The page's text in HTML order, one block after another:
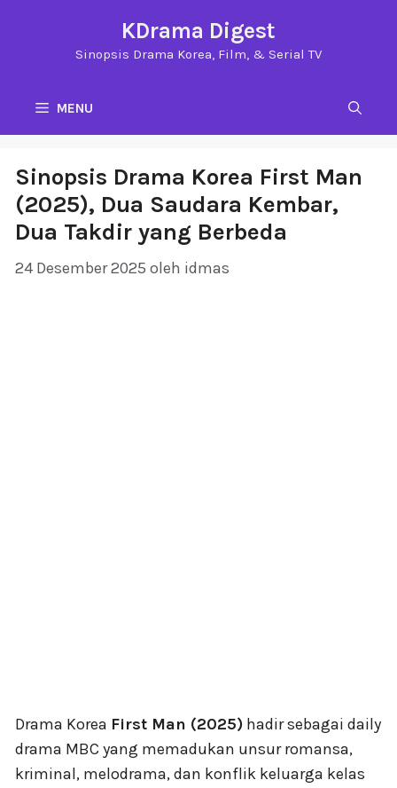
KDrama Digest
Sinopsis Drama Korea, Film, & Serial TV
MENU
Sinopsis Drama Korea First Man
(2025), Dua Saudara Kembar,
Dua Takdir yang Berbeda
24 Desember 2025 oleh idmas
Drama Korea First Man (2025) hadir sebagai daily
drama MBC yang memadukan unsur romansa,
kriminal, melodrama, dan konflik keluarga kelas